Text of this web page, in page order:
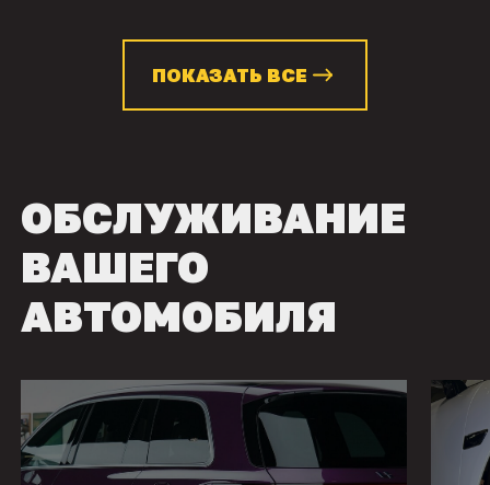
ПОКАЗАТЬ ВСЕ
ОБСЛУЖИВАНИЕ
ВАШЕГО
АВТОМОБИЛЯ